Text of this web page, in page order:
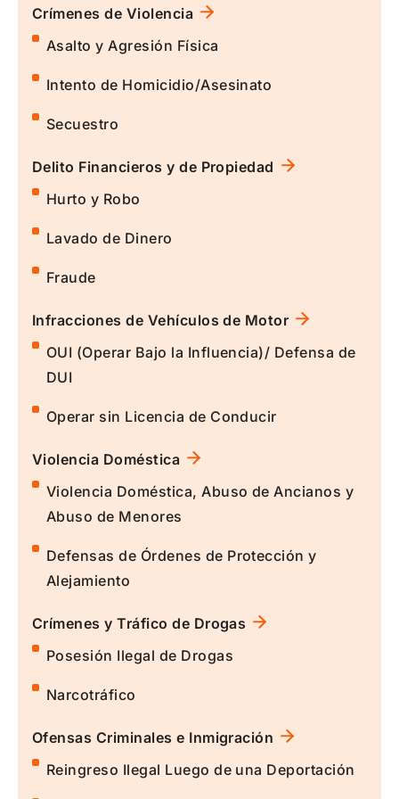
Crímenes de Violencia
Asalto y Agresión Física
Intento de Homicidio/Asesinato
Secuestro
Delito Financieros y de Propiedad
Hurto y Robo
Lavado de Dinero
Fraude
Infracciones de Vehículos de Motor
OUI (Operar Bajo la Influencia)/ Defensa de
DUI
Operar sin Licencia de Conducir
Violencia Doméstica
Violencia Doméstica, Abuso de Ancianos y
Abuso de Menores
Defensas de Órdenes de Protección y
Alejamiento
Crímenes y Tráfico de Drogas
Posesión Ilegal de Drogas
Narcotráfico
Ofensas Criminales e Inmigración
Reingreso Ilegal Luego de una Deportación